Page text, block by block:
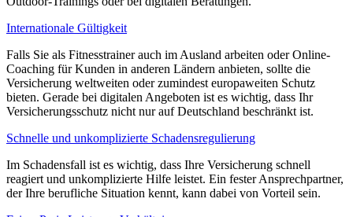
Internationale Gültigkeit
Falls Sie als Fitnesstrainer auch im Ausland arbeiten oder Online-
Coaching für Kunden in anderen Ländern anbieten, sollte die
Versicherung weltweiten oder zumindest europaweiten Schutz
bieten. Gerade bei digitalen Angeboten ist es wichtig, dass Ihr
Versicherungsschutz nicht nur auf Deutschland beschränkt ist.
Schnelle und unkomplizierte Schadensregulierung
Im Schadensfall ist es wichtig, dass Ihre Versicherung schnell
reagiert und unkomplizierte Hilfe leistet. Ein fester Ansprechpartner,
der Ihre berufliche Situation kennt, kann dabei von Vorteil sein.